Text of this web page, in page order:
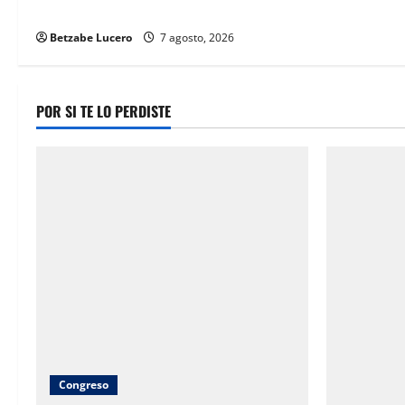
Betzabe Lucero 7 agosto, 2026
POR SI TE LO PERDISTE
Congreso